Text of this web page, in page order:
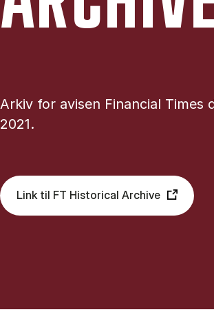
Arkiv for avisen Financial Times
2021.
Link til FT Historical Archive